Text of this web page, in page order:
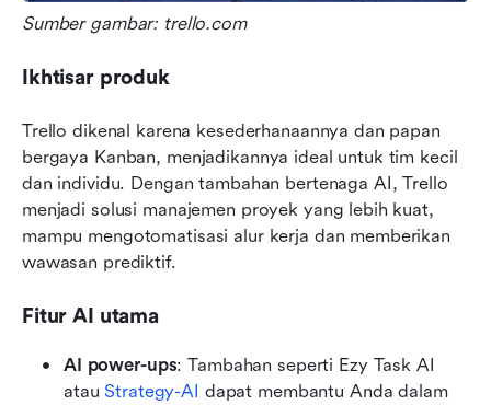
Sumber gambar: trello.com
Ikhtisar produk
Trello dikenal karena kesederhanaannya dan papan
bergaya Kanban, menjadikannya ideal untuk tim kecil
dan individu. Dengan tambahan bertenaga AI, Trello
menjadi solusi manajemen proyek yang lebih kuat,
mampu mengotomatisasi alur kerja dan memberikan
wawasan prediktif.
Fitur AI utama
AI power-ups: Tambahan seperti Ezy Task AI
atau Strategy-AI dapat membantu Anda dalam